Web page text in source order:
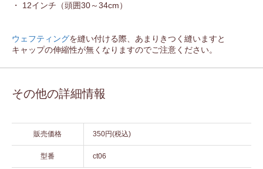
・ 12インチ（頭囲30～34cm）
ウェフティングを縫い付ける際、あまりきつく縫いますと
キャップの伸縮性が無くなりますのでご注意ください。
その他の詳細情報
販売価格 350円(税込)
型番 ct06